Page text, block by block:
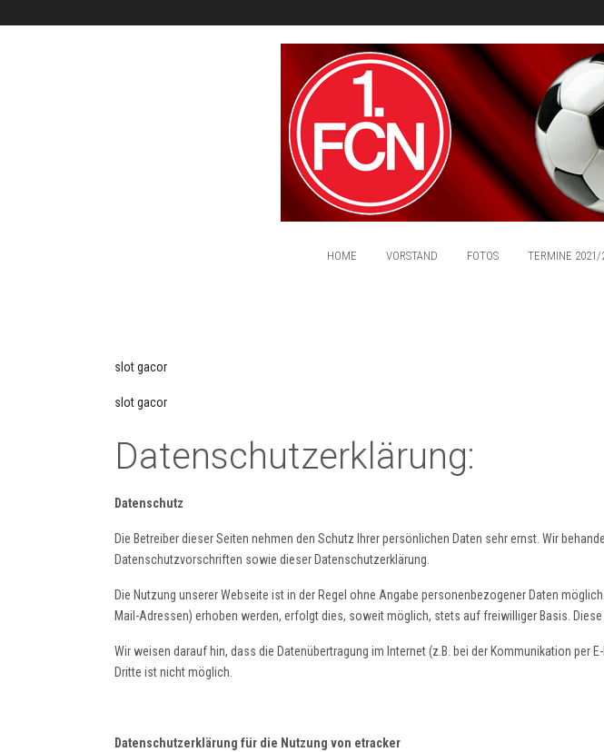
HOME VORSTAND FOTOS TERMINE 2021/
slot gacor
slot gacor
Datenschutzerklärung:
Datenschutz
Die Betreiber dieser Seiten nehmen den Schutz Ihrer persönlichen Daten sehr ernst. Wir
Datenschutzvorschriften sowie dieser Datenschutzerklärung.
Die Nutzung unserer Webseite ist in der Regel ohne Angabe personenbezogener Daten
Mail-Adressen) erhoben werden, erfolgt dies, soweit möglich, stets auf freiwilliger Basis.
Wir weisen darauf hin, dass die Datenübertragung im Internet (z.B. bei der Kommunikation
Dritte ist nicht möglich.
Datenschutzerklärung für die Nutzung von etracker